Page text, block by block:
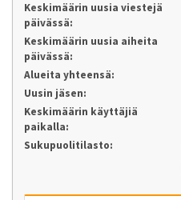
Keskimäärin uusia viestejä
päivässä:
Keskimäärin uusia aiheita
päivässä:
Alueita yhteensä:
Uusin jäsen:
Keskimäärin käyttäjiä
paikalla:
Sukupuolitilasto: